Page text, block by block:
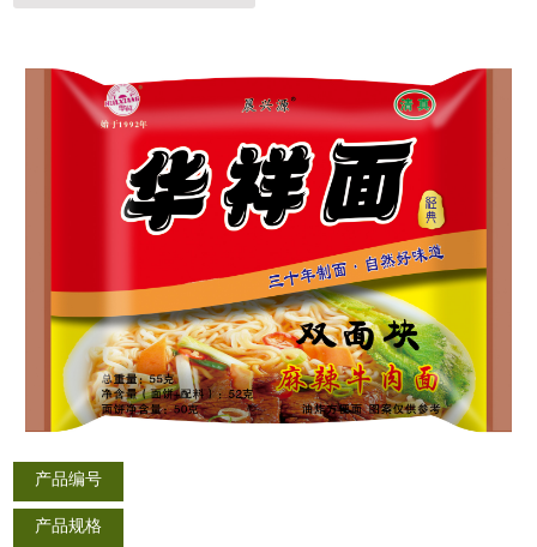
产品编号
产品规格